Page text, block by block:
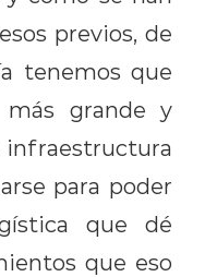
previos, de
tenemos que
grande y
para poder
que dé
que eso